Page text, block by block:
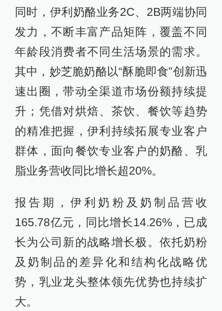
同时，伊利奶酪业务2C、2B两端协同
发力，不断丰富产品矩阵，覆盖不同
年龄段消费者不同生活场景的需求。
其中，妙芝脆奶酪以“酥脆即食”创新迅
速出圈，带动全渠道市场份额持续提
升；凭借对烘焙、茶饮、餐饮等趋势
的精准把握，伊利持续拓展专业客户
群体，面向餐饮专业客户的奶酪、乳
脂业务营收同比增长超20%。
报告期，伊利奶粉及奶制品营收
165.78亿元，同比增长14.26%，已成
长为公司新的战略增长极。依托奶粉
及奶制品的差异化和结构化战略优
势，乳业龙头整体领先优势也持续扩
大。